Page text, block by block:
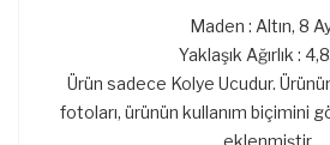
Maden : Altın, 8
Yaklaşık Ağırlık :
Ürün sadece Kolye Ucudur.
fotoları, ürünün kullanım biçimini
eklenmiştir.